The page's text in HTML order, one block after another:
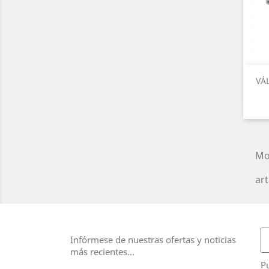
Infórmese de nuestras ofertas y noticias
más recientes...